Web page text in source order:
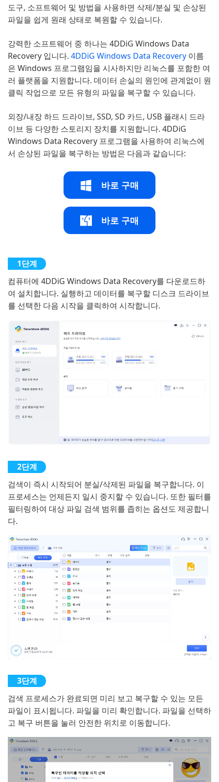
도구, 소프트웨어 및 방법을 사용하면 삭제/분실 및 손상된
파일을 쉽게 원래 상태로 복원할 수 있습니다.
강력한 소프트웨어 중 하나는 4DDiG Windows Data
Recovery 입니다. 4DDiG Windows Data Recovery 이름
은 Windows 프로그램임을 시사하지만 리눅스를 포함한 여
러 플랫폼을 지원합니다. 데이터 손실의 원인에 관계없이 원
클릭 작업으로 모든 유형의 파일을 복구할 수 있습니다.
외장/내장 하드 드라이브, SSD, SD 카드, USB 플래시 드라
이브 등 다양한 스토리지 장치를 지원합니다. 4DDiG
Windows Data Recovery 프로그램을 사용하여 리눅스에
서 손상된 파일을 복구하는 방법은 다음과 같습니다:
바로 구매
바로 구매
컴퓨터에 4DDiG Windows Data Recovery를 다운로드하
여 설치합니다. 실행하고 데이터를 복구할 디스크 드라이브
를 선택한 다음 시작을 클릭하여 시작합니다.
검색이 즉시 시작되어 분실/삭제된 파일을 복구합니다. 이
프로세스는 언제든지 일시 중지할 수 있습니다. 또한 필터를
필터링하여 대상 파일 검색 범위를 좁히는 옵션도 제공합니
다.
검색 프로세스가 완료되면 미리 보고 복구할 수 있는 모든
파일이 표시됩니다. 파일을 미리 확인합니다. 파일을 선택하
고 복구 버튼을 눌러 안전한 위치로 이동합니다.